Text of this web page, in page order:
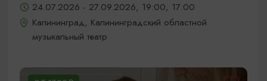
24.07.2026 - 27.09.2026, 19:00, 17:00
Калининград, Калининградский областной
музыкальный театр